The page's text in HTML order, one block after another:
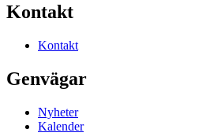
Kontakt
Kontakt
Genvägar
Nyheter
Kalender